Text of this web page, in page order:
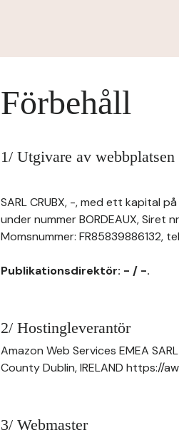
Förbehåll
1/ Utgivare av
SARL CRUBX, -, med ett kapital
under nummer BORDEAUX, Siret
Momsnummer: FR85839886132,
Publikationsdirektör: - / -.
2/ Hostingleverantör
Amazon Web Services EMEA
County Dublin, IRELAND https://
3/ Webmaster